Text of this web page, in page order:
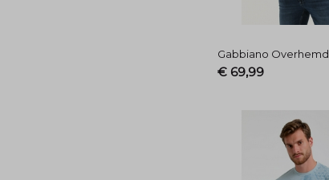
Gabbiano Overhemd
€ 69,99